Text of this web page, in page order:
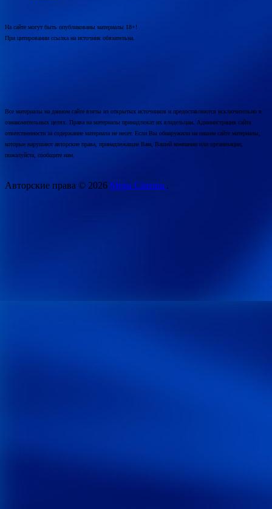
На сайте могут быть опубликованы материалы 18+!
При цитировании ссылка на источник обязательна.
Все материалы на данном сайте взяты из открытых источников и предоставляются исключительно в
ознакомительных целях. Права на материалы принадлежат их владельцам. Администрация сайта
ответственности за содержание материала не несет. Если Вы обнаружили на нашем сайте материалы,
которые нарушают авторские права, принадлежащие Вам, Вашей компании или организации,
пожалуйста, сообщите нам.
Авторские права © 2026 Mega Cinema..